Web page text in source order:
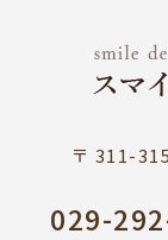
〒 311-
029-